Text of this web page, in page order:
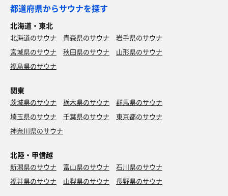
都道府県からサウナを探す
北海道・東北
北海道のサウナ 青森県のサウナ
岩手県のサウナ
宮城県のサウナ
秋田県のサウナ
山形県のサウナ
福島県のサウナ
関東
茨城県のサウナ 栃木県のサウナ
群馬県のサウナ
埼玉県のサウナ
千葉県のサウナ
東京都のサウナ
神奈川県のサウナ
北陸・甲信越
新潟県のサウナ 富山県のサウナ
石川県のサウナ
福井県のサウナ
山梨県のサウナ 長野県のサウナ